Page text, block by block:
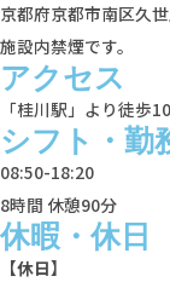
京都府京都市南区久
施設内禁煙です。
アクセス
「桂川駅」より徒歩
シフト・勤
08:50-18:20
8時間 休憩90分
休暇・休日
【休日】